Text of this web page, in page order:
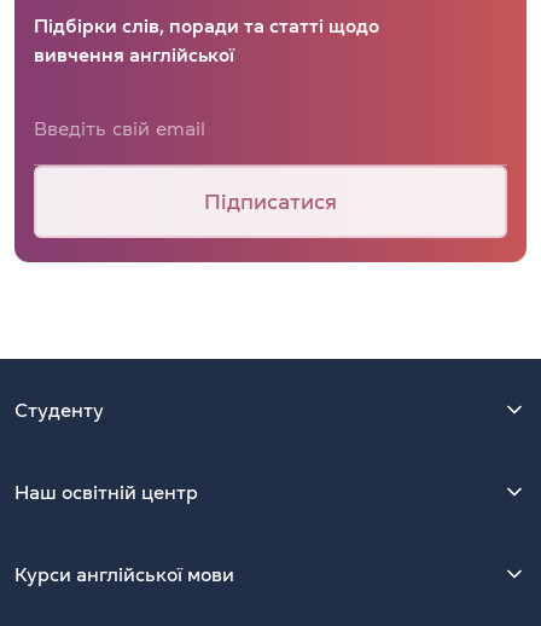
Підбірки слів, поради та статті щодо
вивчення англійської
Підписатися
Студенту
Наш освітній центр
Курси англійської мови